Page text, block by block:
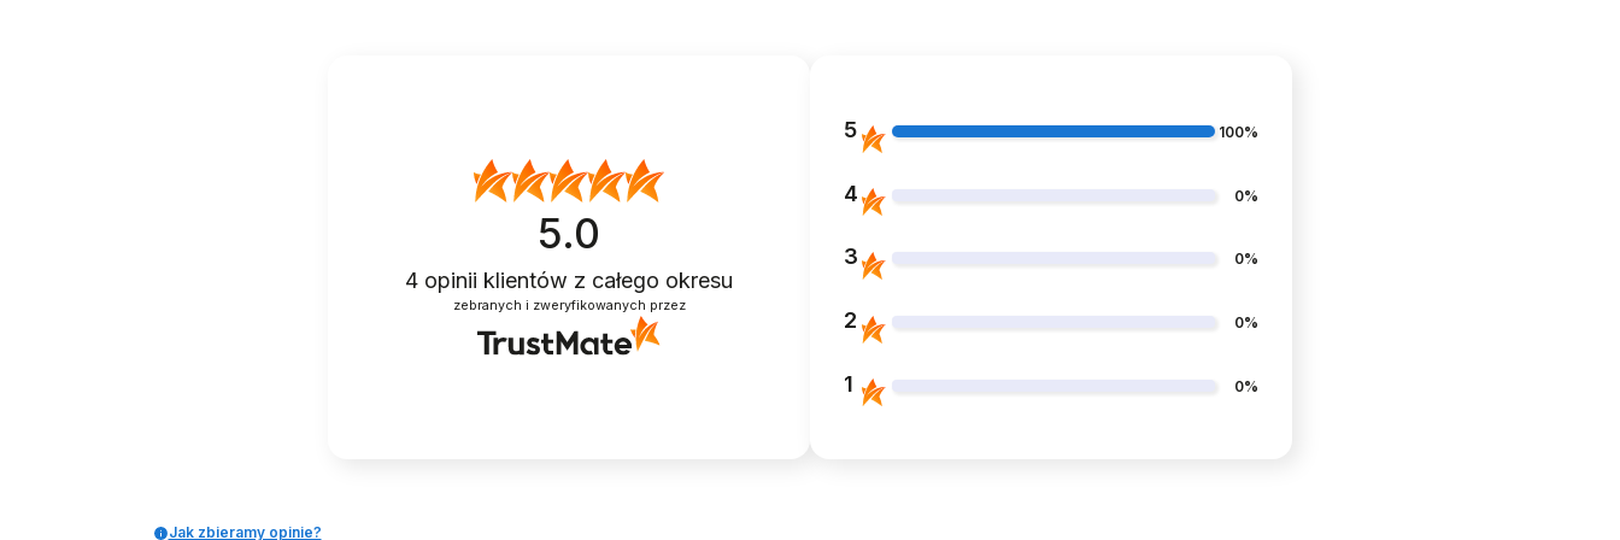
STRÓJ KOSTIUM
KĄPIELOWY
WYSZCZUPLAJĄCY
5.0
4 opinii klientów z całego okresu
zebranych i zweryfikowanych przez
5 100%
4 0%
3 0%
2 0%
1 0%
Jak zbieramy opinie?